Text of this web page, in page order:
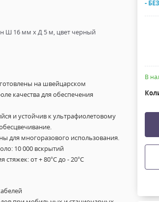
Ш 16 мм х Д 5 м, цвет черный
на швейцарском
качества для обеспечения
и устойчив к ультрафиолетовому
для многоразового использования.
10 000 вскрытий
от + 80°С до - 20°С
-
В